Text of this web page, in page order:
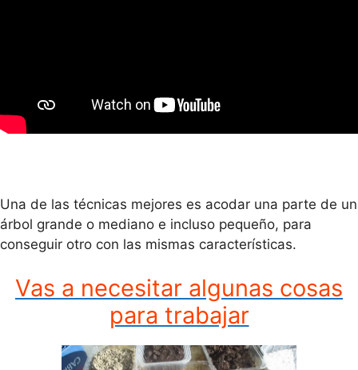
Una de las técnicas mejores es acodar una parte de un
árbol grande o mediano e incluso pequeño, para
conseguir otro con las mismas características.
Vas a necesitar algunas cosas
para trabajar